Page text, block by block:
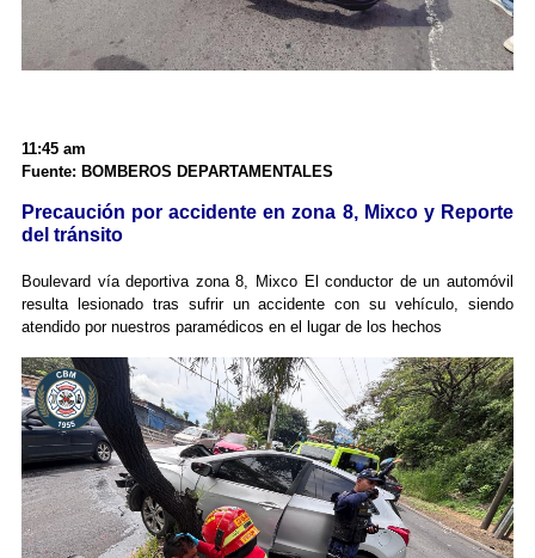
11:45 am
Fuente: BOMBEROS DEPARTAMENTALES
Precaución por accidente en zona 8, Mixco y Reporte
del tránsito
Boulevard vía deportiva zona 8, Mixco El conductor de un automóvil
resulta lesionado tras sufrir un accidente con su vehículo, siendo
atendido por nuestros paramédicos en el lugar de los hechos